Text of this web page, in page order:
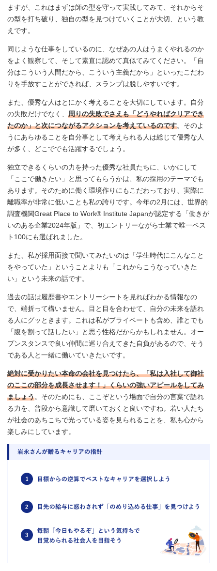
ますが、これはまずは師の型を守って実践してみて、それからそ
の型を打ち破り、独自の型を見つけていくことが大切、という教
えです。
同じような仕事をしているのに、なぜあの人はうまくやれるのか
をよく観察して、そして素直に認めて真似てみてください。「自
分はこういう人間だから、こういう主義だから」といったこだわ
りを手放すことができれば、スランプは脱しやすいです。
また、優秀な人はとにかく考えることを大切にしています。自分
の失敗だけでなく、 周りの失敗でさえも「どうやればクリアでき
たのか」と次につながるアクションを考えているのです。そのよ
うにあらゆることを自分事として考えられる人は総じて優秀な人
が多く、どこででも活躍するでしょう。
独立できるくらいの力を持った優秀な社員たちに、いかにして
「ここで働きたい」と思ってもらうかは、私の採用のテーマでも
あります。そのために働く環境作りにもこだわっており、実際に
離職率が非常に低いことも私の誇りです。今年の2月には、世界的
調査機関Great Place to Work® Institute Japanが認定する「働きが
いのある企業2024年版」で、初エントリーながら士業で唯一ベス
ト100にも選ばれました。
また、私が採用面接で聞いてみたいのは「学生時代にこんなこと
をやっていた」ということよりも「これからこうなっていきた
い」という未来の話です。
過去の話は履歴書やエントリーシートを見ればわかる情報なの
で、端折って構いません。目と目を合わせて、自分の未来を語れ
る人にグッときます。これは私がプライベートも含め、誰とでも
「腹を割って話したい」と思う性格だからかもしれません。オー
プンスタンスで良い仲間に巡り合えてきた自負があるので、そう
である人と一緒に働いていきたいです。
絶対に受かりたい本命の会社を見つけたら、「私は入社して御社
のここの部分を成長させます！」くらいの強いアピールをしてみ
ましょう。そのためにも、ここぞという場面で自分の言葉で語れ
る力を、普段から意識して磨いておくと良いですね。若い人たち
が社会のあちこちで光っている姿を見られることを、私も心から
楽しみにしています。